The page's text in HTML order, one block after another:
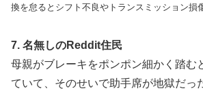
換を怠るとシフト不良やトランスミッション損
7. 名無しのReddit住民
母親がブレーキをポンポン細かく踏む
ていて、そのせいで助手席が地獄だっ